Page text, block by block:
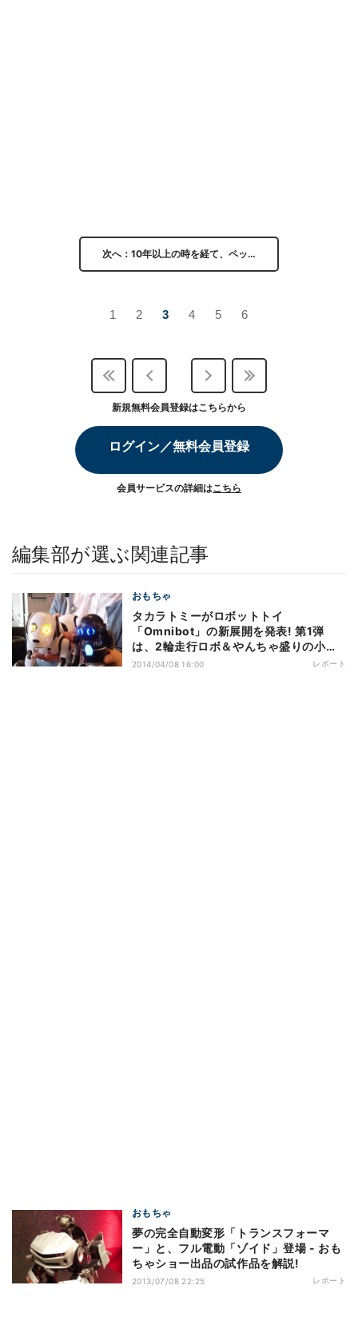
次へ：10年以上の時を経て、ペッ…
1 2 3 4 5 6
新規無料会員登録はこちらから
ログイン／無料会員登録
会員サービスの詳細はこちら
編集部が選ぶ関連記事
おもちゃ
タカラトミーがロボットトイ
「Omnibot」の新展開を発表! 第1弾
は、2輪走行ロボ＆やんちゃ盛りの小型
犬ロボ
2014/04/08 16:00 レポート
おもちゃ
夢の完全自動変形「トランスフォーマ
ー」と、フル電動「ゾイド」登場 - おも
ちゃショー出品の試作品を解説!
2013/07/08 22:25 レポート